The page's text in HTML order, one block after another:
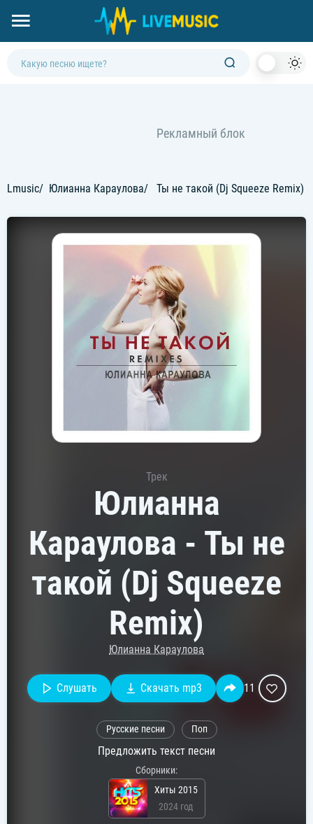
Lmusic Юлианна Караулова Ты не такой (Dj Squeeze Remix)
Трек
Юлианна
Караулова - Ты не
такой (Dj Squeeze
Remix)
Юлианна Караулова
Слушать Скачать mp3 11
Русские песни Поп
Предложить текст песни
Сборники:
Хиты 2015
2024 год